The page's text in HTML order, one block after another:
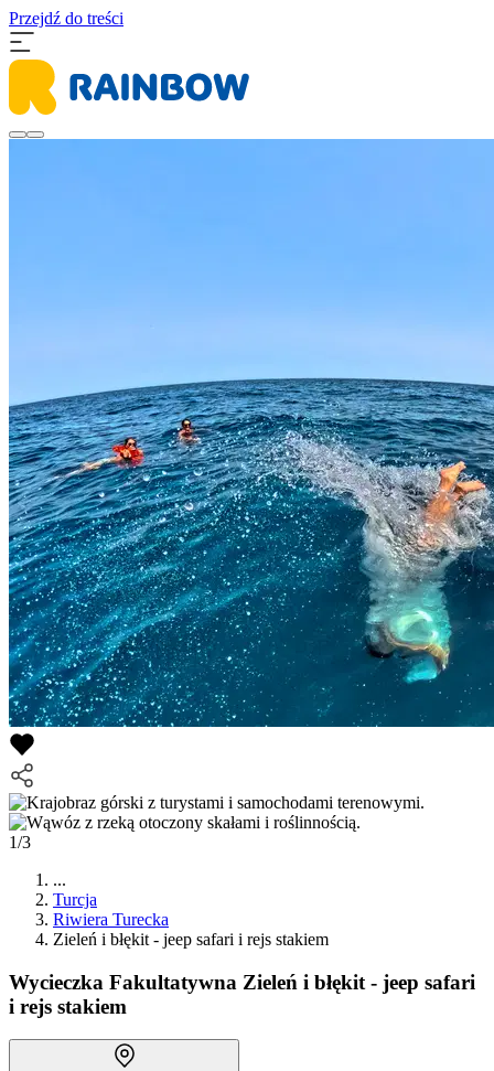
Przejdź do treści
1/3
...
Turcja
Riwiera Turecka
Zieleń i błękit - jeep safari i rejs stakiem
Wycieczka Fakultatywna Zieleń i błękit - jeep safari
i rejs stakiem